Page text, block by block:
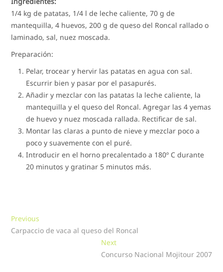
1/4 kg de patatas, 1/4 l de leche caliente, 70 g de
mantequilla, 4 huevos, 200 g de queso del Roncal rallado o
laminado, sal, nuez moscada.
Preparación:
Pelar, trocear y hervir las patatas en agua con sal.
Escurrir bien y pasar por el pasapurés.
Añadir y mezclar con las patatas la leche caliente, la
mantequilla y el queso del Roncal. Agregar las 4 yemas
de huevo y nuez moscada rallada. Rectificar de sal.
Montar las claras a punto de nieve y mezclar poco a
poco y suavemente con el puré.
Introducir en el horno precalentado a 180º C durante
20 minutos y gratinar 5 minutos más.
Navegación
de
Previous
post:
Carpaccio de vaca al queso del Roncal
NextNext
post:
Concurso Nacional Mojitour 2007